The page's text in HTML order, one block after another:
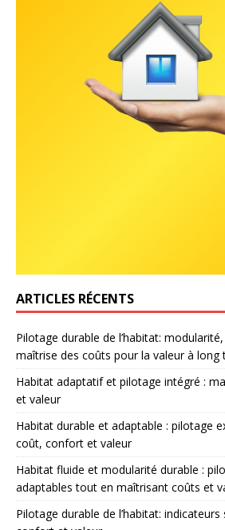
ARTICLES RÉCENTS
Pilotage durable de l’habitat:
maîtrise des coûts pour la valeur à long
Habitat adaptatif et pilotage intégré :
et valeur
Habitat durable et adaptable : pilotage
coût, confort et valeur
Habitat fluide et modularité durable :
adaptables tout en maîtrisant coûts et
Pilotage durable de l’habitat: